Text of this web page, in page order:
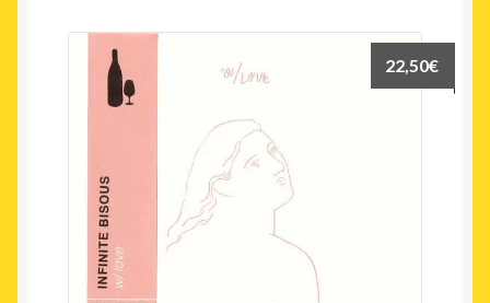
22,50€